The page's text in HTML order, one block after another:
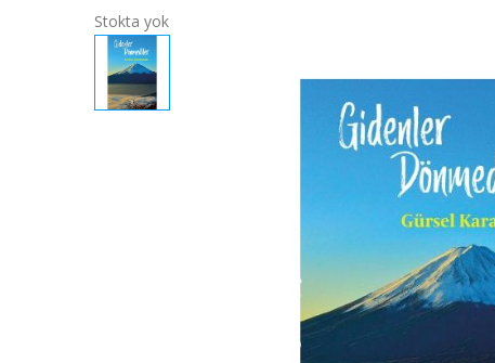
Stokta yok